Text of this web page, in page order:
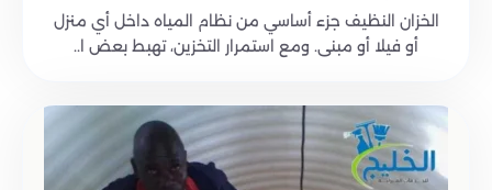
الخزان النظيف جزء أساسي من نظام المياه داخل أي منزل
أو فيلا أو مبنى. ومع استمرار التخزين، تهبط بعض ا..